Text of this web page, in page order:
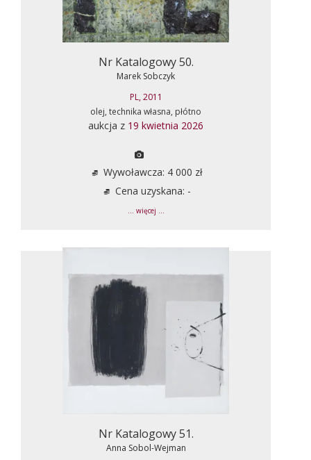
Nr Katalogowy 50.
Marek Sobczyk
PL, 2011
olej, technika własna, płótno
aukcja z 19 kwietnia 2026
Wywoławcza: 4 000 zł
Cena uzyskana: -
... więcej ...
Nr Katalogowy 51.
Anna Sobol-Wejman